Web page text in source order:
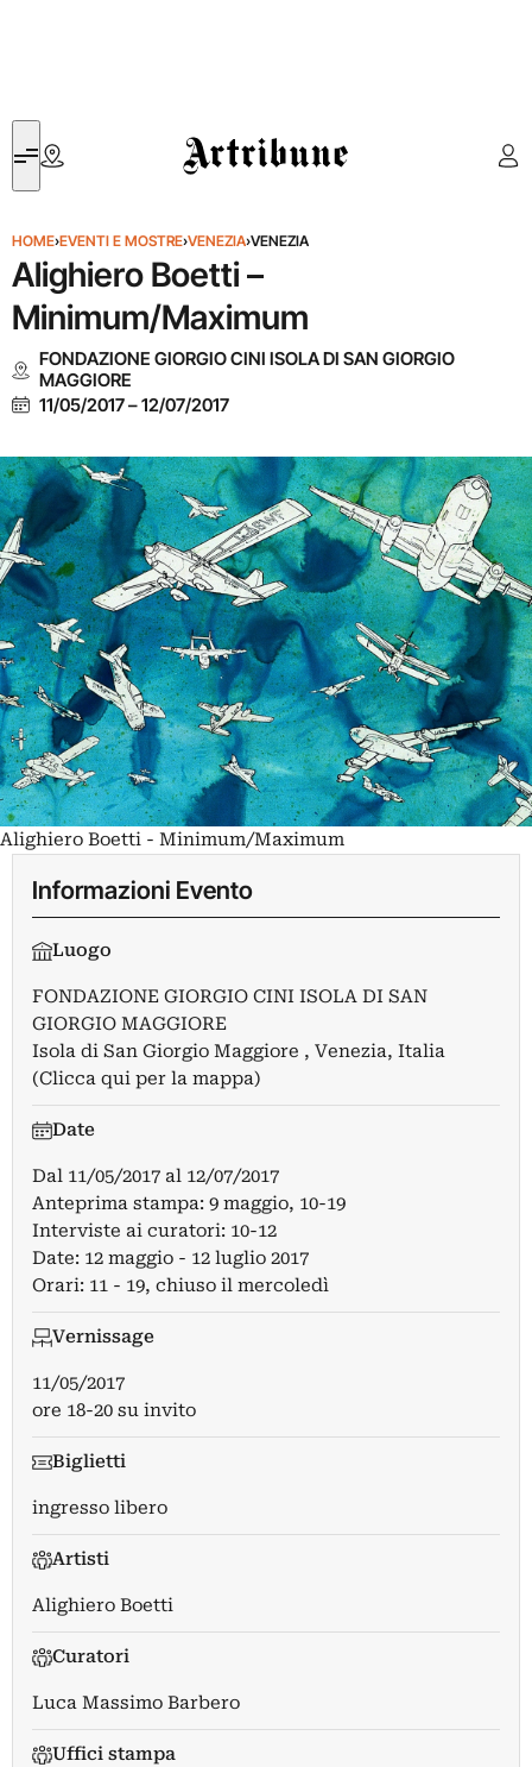
Artribune
HOME›EVENTI E MOSTRE›VENEZIA›VENEZIA
Alighiero Boetti –
Minimum/Maximum
FONDAZIONE GIORGIO CINI ISOLA DI SAN GIORGIO
MAGGIORE
11/05/2017–12/07/2017
Alighiero Boetti - Minimum/Maximum
Informazioni Evento
Luogo
FONDAZIONE GIORGIO CINI ISOLA DI SAN
GIORGIO MAGGIORE
Isola di San Giorgio Maggiore , Venezia, Italia
(Clicca qui per la mappa)
Date
Dal 11/05/2017 al 12/07/2017
Anteprima stampa: 9 maggio, 10-19
Interviste ai curatori: 10-12
Date: 12 maggio - 12 luglio 2017
Orari: 11 - 19, chiuso il mercoledì
Vernissage
11/05/2017
ore 18-20 su invito
Biglietti
ingresso libero
Artisti
Alighiero Boetti
Curatori
Luca Massimo Barbero
Uffici stampa